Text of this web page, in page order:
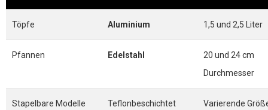
Töpfe Aluminium 1,5 und 2,5 Liter
Pfannen Edelstahl
20 und 24 cm
Durchmesser
Stapelbare Modelle Teflonbeschichtet Varierende